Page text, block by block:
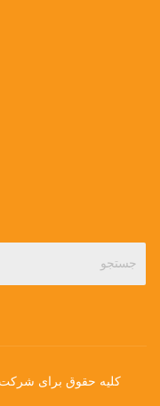
کلیه حقوق برای شرکت